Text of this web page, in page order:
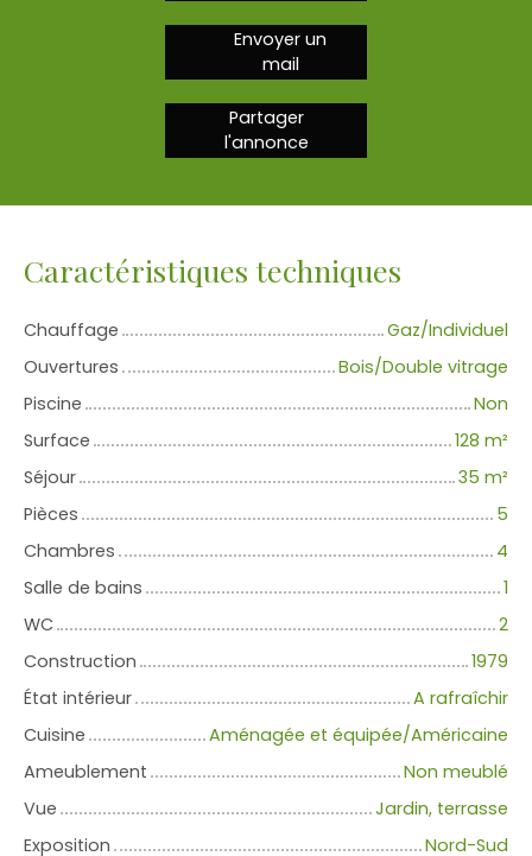
Envoyer un
mail
Partager
l'annonce
Caractéristiques techniques
Chauffage
Gaz/Individuel
Ouvertures
Bois/Double vitrage
Piscine
Non
Surface
128 m²
Séjour
35 m²
Pièces
5
Chambres
4
Salle de bains
1
WC
2
Construction
1979
État intérieur
A rafraîchir
Cuisine
Aménagée et équipée/Américaine
Ameublement
Non meublé
Vue
Jardin, terrasse
Exposition
Nord-Sud